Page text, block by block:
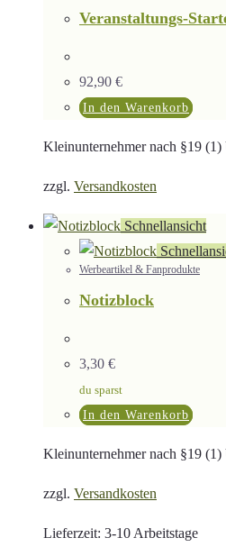
Veranstaltungs-
92,90 €
In den Warenkorb
Kleinunternehmer nach §19 (1)
zzgl. Versandkosten
Schnellansicht
Werbeartikel & Fanprodukte
Notizblock
3,30 €
du sparst
In den Warenkorb
Kleinunternehmer nach §19 (1)
zzgl. Versandkosten
Lieferzeit: 3-10 Arbeitstage